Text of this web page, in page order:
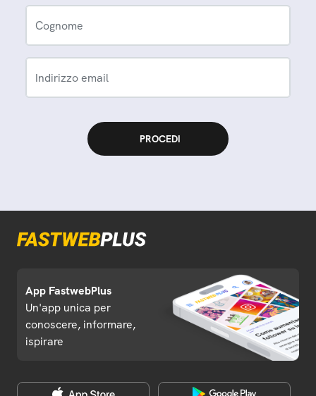
Cognome
Indirizzo email
App FastwebPlus
Un'app unica per
conoscere, informare,
ispirare